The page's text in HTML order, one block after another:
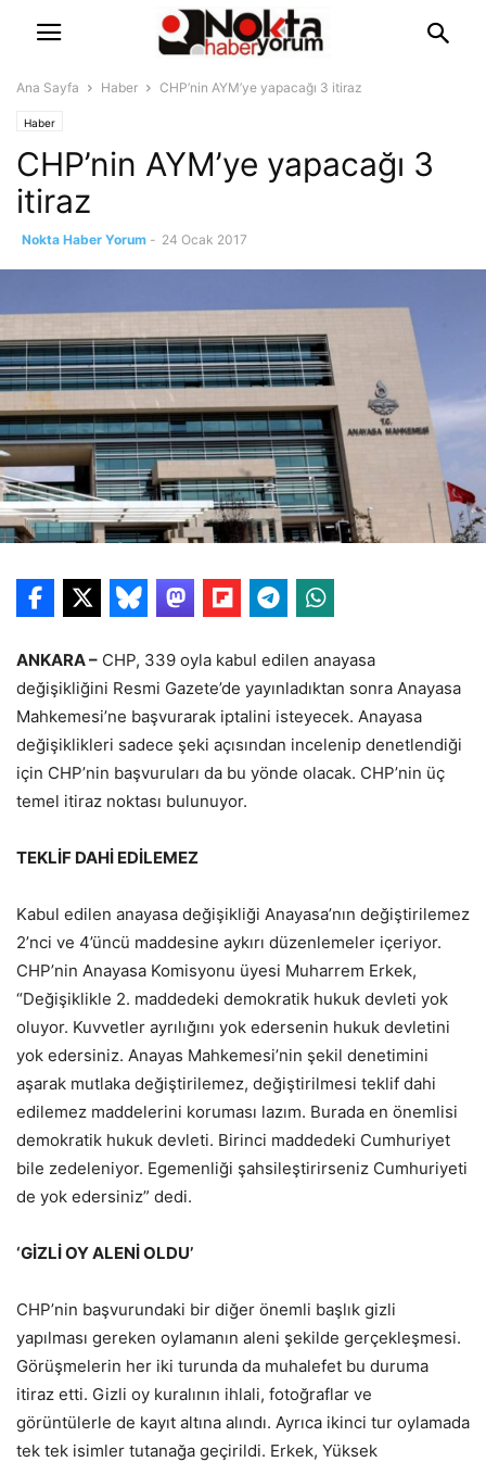
Ana Sayfa Haber CHP’nin AYM’ye yapacağı 3 itiraz
Haber
CHP’nin AYM’ye yapacağı 3
itiraz
Nokta Haber Yorum - 24 Ocak 2017
ANKARA – CHP, 339 oyla kabul edilen anayasa
değişikliğini Resmi Gazete’de yayınladıktan sonra Anayasa
Mahkemesi’ne başvurarak iptalini isteyecek. Anayasa
değişiklikleri sadece şeki açısından incelenip denetlendiği
için CHP’nin başvuruları da bu yönde olacak. CHP’nin üç
temel itiraz noktası bulunuyor.
TEKLİF DAHİ EDİLEMEZ
Kabul edilen anayasa değişikliği Anayasa’nın değiştirilemez
2’nci ve 4’üncü maddesine aykırı düzenlemeler içeriyor.
CHP’nin Anayasa Komisyonu üyesi Muharrem Erkek,
“Değişiklikle 2. maddedeki demokratik hukuk devleti yok
oluyor. Kuvvetler ayrılığını yok edersenin hukuk devletini
yok edersiniz. Anayas Mahkemesi’nin şekil denetimini
aşarak mutlaka değiştirilemez, değiştirilmesi teklif dahi
edilemez maddelerini koruması lazım. Burada en önemlisi
demokratik hukuk devleti. Birinci maddedeki Cumhuriyet
bile zedeleniyor. Egemenliği şahsileştirirseniz Cumhuriyeti
de yok edersiniz” dedi.
‘GİZLİ OY ALENİ OLDU’
CHP’nin başvurundaki bir diğer önemli başlık gizli
yapılması gereken oylamanın aleni şekilde gerçekleşmesi.
Görüşmelerin her iki turunda da muhalefet bu duruma
itiraz etti. Gizli oy kuralının ihlali, fotoğraflar ve
görüntülerle de kayıt altına alındı. Ayrıca ikinci tur oylamada
tek tek isimler tutanağa geçirildi. Erkek, Yüksek